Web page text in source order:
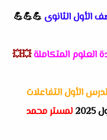
الأول الثانوى 💪💪💪
العلوم المتكاملة💥💥
الأول التفاعلات
لمستر محمد